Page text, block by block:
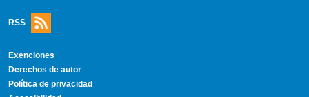
RSS
Exenciones
Derechos de autor
Política de privacidad